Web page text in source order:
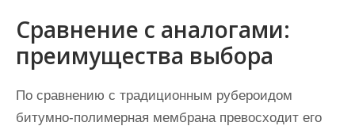
Сравнение с аналогами:
преимущества выбора
По сравнению с традиционным рубероидом
битумно-полимерная мембрана превосходит его